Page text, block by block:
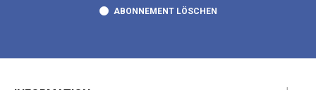
ABONNEMENT LÖSCHEN